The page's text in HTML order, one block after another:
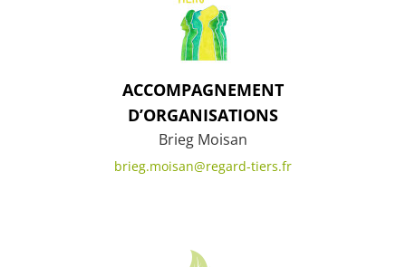
ACCOMPAGNEMENT
D’ORGANISATIONS
Brieg Moisan
brieg.moisan@regard-tiers.fr